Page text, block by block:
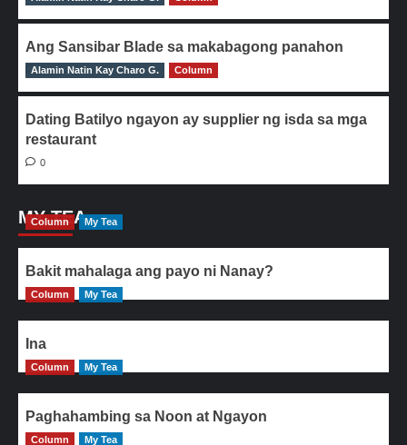
Ang Sansibar Blade sa makabagong panahon
0
Alamin Natin Kay Charo G. Column
Dating Batilyo ngayon ay supplier ng isda sa mga
restaurant
0
MY TEA
Column My Tea
Bakit mahalaga ang payo ni Nanay?
Column My Tea
Ina
Column My Tea
Paghahambing sa Noon at Ngayon
Column My Tea